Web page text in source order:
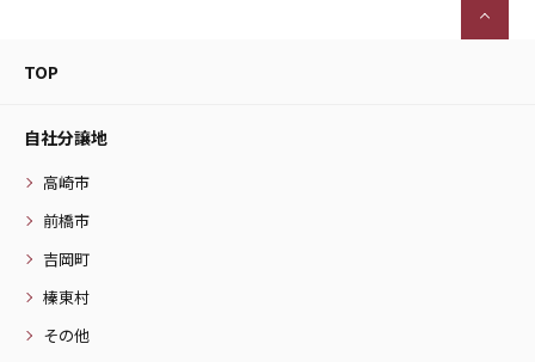
TOP
自社分譲地
高崎市
前橋市
吉岡町
榛東村
その他